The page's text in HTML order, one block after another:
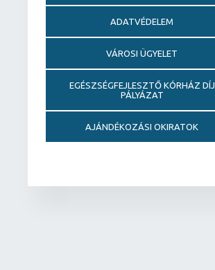
ADATVÉDELEM
VÁROSI ÜGYELET
EGÉSZSÉGFEJLESZTŐ KÓRHÁZ DÍJ
PÁLYÁZAT
AJÁNDÉKOZÁSI OKIRATOK